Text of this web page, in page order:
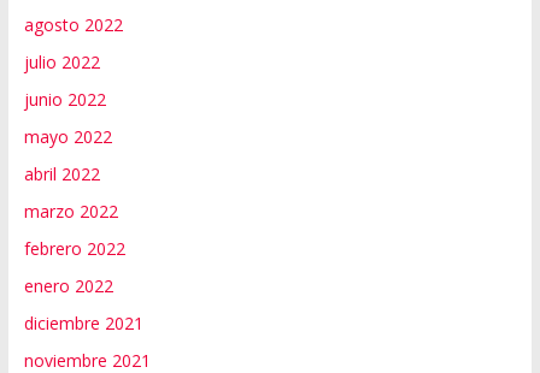
agosto 2022
julio 2022
junio 2022
mayo 2022
abril 2022
marzo 2022
febrero 2022
enero 2022
diciembre 2021
noviembre 2021